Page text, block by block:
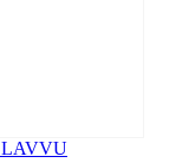
LAVVU